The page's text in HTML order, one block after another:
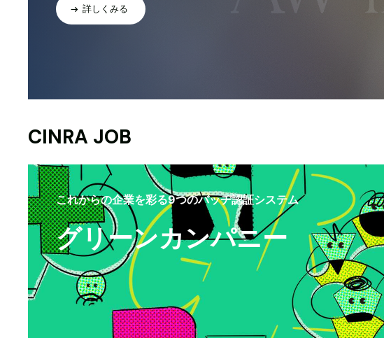
詳しくみる
CINRA JOB
これからの企業を彩る9つのバッヂ認証システム
グリーンカンパニー